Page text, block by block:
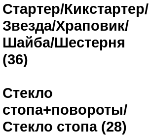
Стартер/Кикстартер/
Звезда/Храповик/
Шайба/Шестерня
(36)
Стекло
стопа+повороты/
Стекло стопа (28)